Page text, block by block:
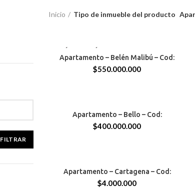
FILTRAR
Inicio Tipo de inmueble del producto
BELÉN MALIBÚ
Apartamento – Belén Malibú – Cod:
$550.000.000
Apartamento – Bello – Cod:
$400.000.000
Apartamento – Cartagena – Cod:
$4.000.000